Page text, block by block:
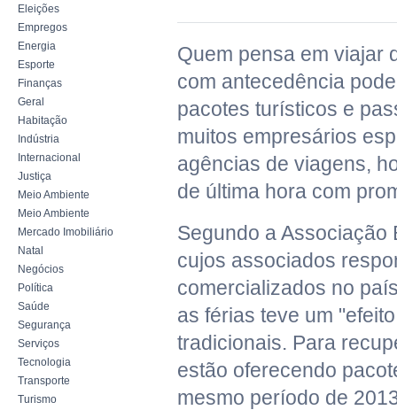
Eleições
Empregos
Energia
Esporte
Finanças
Geral
Habitação
Indústria
Internacional
Justiça
Meio Ambiente
Meio Ambiente
Mercado Imobiliário
Natal
Negócios
Política
Saúde
Segurança
Serviços
Tecnologia
Transporte
Turismo
Quem pensa em viajar
com antecedência
pacotes turísticos e
muitos empresários
agências de viagens,
de última hora com
Segundo a Associação
cujos associados
comercializados no
as férias teve um
tradicionais. Para
estão oferecendo
mesmo período de